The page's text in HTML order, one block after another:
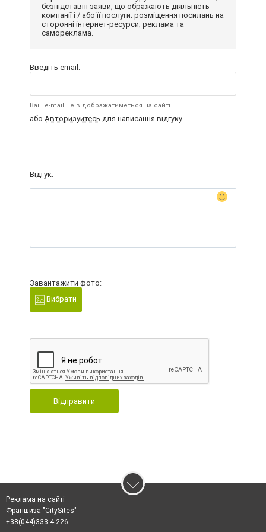
безпідставні заяви, що ображають діяльність
компанії і / або її послуги; розміщення посилань на
сторонні інтернет-ресурси; реклама та
самореклама.
Введіть email:
Ваш e-mail не відображатиметься на сайті
або Авторизуйтесь для написання відгуку
Відгук:
Завантажити фото:
Вибрати
Відправити
Реклама на сайті
Франшиза "CitySites"
+38(044)333-4-226